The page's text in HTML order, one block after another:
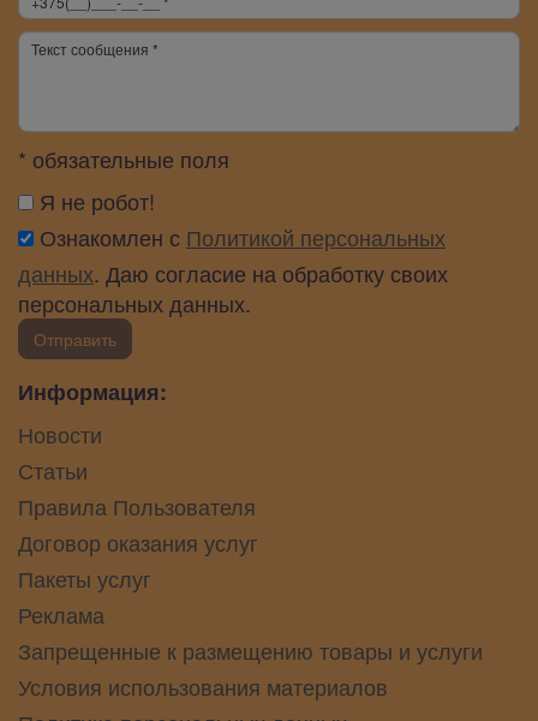
* обязательные поля
Я не робот!
Ознакомлен с Политикой персональных
данных. Даю согласие на обработку своих
персональных данных.
Отправить
Информация:
Новости
Статьи
Правила Пользователя
Договор оказания услуг
Пакеты услуг
Реклама
Запрещенные к размещению товары и услуги
Условия использования материалов